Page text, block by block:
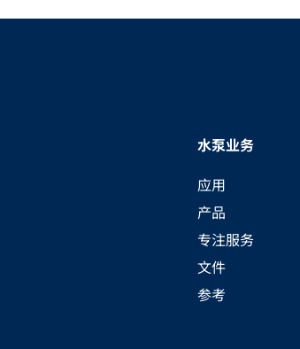
水泵业务
应用
产品
专注服务
文件
参考